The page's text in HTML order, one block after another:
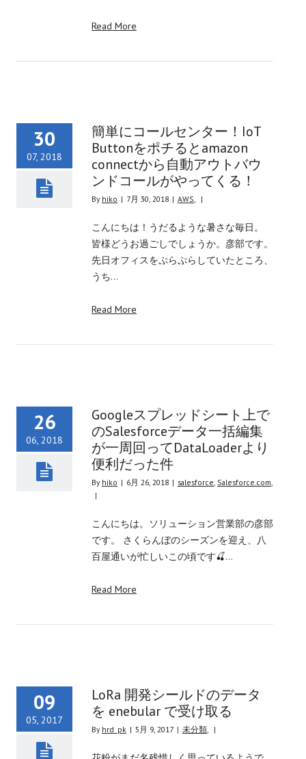
Read More
30
07, 2018
簡単にコールセンター！IoT
Buttonをポチるとamazon
connectから自動アウトバウ
ンドコールがやってくる！
By hiko | 7月 30, 2018 | AWS, |
こんにちは！うだるような暑さな毎日。
皆様どうお過ごしでしょうか。彦部です。
先日オフィスをぷらぷらしていたところ、
うち…
Read More
26
06, 2018
Googleスプレッドシート上で
のSalesforceデータ一括編集
が一周回ってDataLoaderより
便利だった件
By hiko | 6月 26, 2018 | salesforce, Salesforce.com,
|
こんにちは。ソリューション営業部の彦部
です。 さくらんぼのシーズンを迎え、八
百屋通いが忙しいこの頃です🍒…
Read More
09
05, 2017
LoRa 開発シールドのデータ
を enebular で受け取る
By hrd_pk | 5月 9, 2017 | 未分類, |